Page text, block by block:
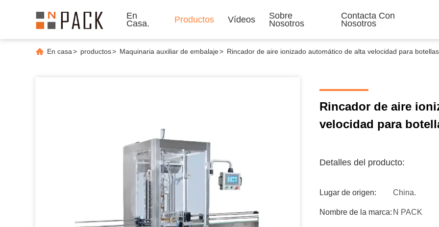
En
Casa.
Productos Vídeos
Sobre
Nosotros
Contacta Con
Nosotros
En casa> productos> Maquinaria auxiliar de embalaje> Rincador de aire ionizado automático de alta velocidad para
Rincador de aire
velocidad para
Detalles del producto:
Lugar de origen: China.
Nombre de la marca: N PACK